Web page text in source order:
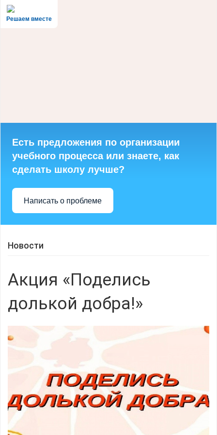
Решаем вместе
Есть предложения по организации
учебного процесса или знаете, как
сделать школу лучше?
Написать о проблеме
Новости
Акция «Поделись
долькой добра!»